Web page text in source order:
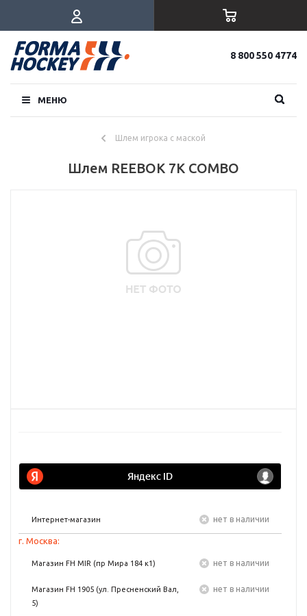
8 800 550 4774
МЕНЮ
Шлем игрока с маской
Шлем REEBOK 7K COMBO
Интернет-магазин Нет в наличии
г. Москва:
Магазин FH MIR (пр Мира 184 к1) Нет в наличии
Магазин FH 1905 (ул. Пресненский Вал,
5)
Нет в наличии